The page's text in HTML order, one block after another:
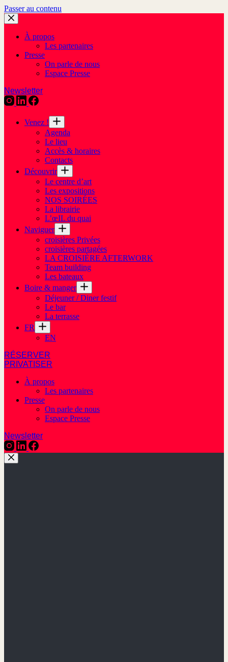
Passer au contenu
À propos
Les partenaires
Presse
On parle de nous
Espace Presse
Newsletter
Venez !
Agenda
Le lieu
Accès & horaires
Contacts
Découvrir
Le centre d’art
Les expositions
NOS SOIRÉES
La librairie
L’œIL du quai
Naviguer
croisières Privées
croisières partagées
LA CROISIÈRE AFTERWORK
Team building
Les bateaux
Boire & manger
Déjeuner / Diner festif
Le bar
La terrasse
FR
EN
RÉSERVER
PRIVATISER
À propos
Les partenaires
Presse
On parle de nous
Espace Presse
Newsletter